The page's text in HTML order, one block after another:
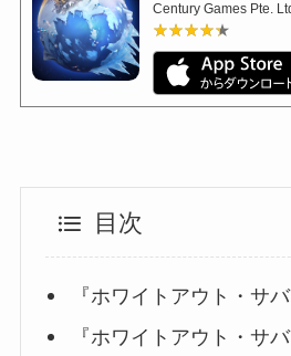
Century Games Pte.
★★★★★
★★★★★
目次
『ホワイトアウト・サ
『ホワイトアウト・サ